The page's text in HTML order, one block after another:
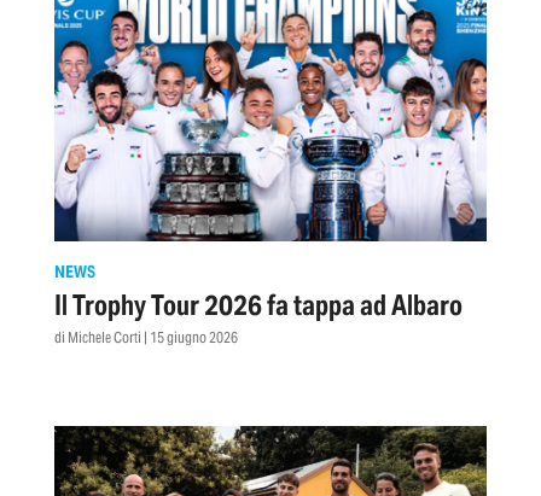
NEWS
Il Trophy Tour 2026 fa tappa ad Albaro
di Michele Corti | 15 giugno 2026